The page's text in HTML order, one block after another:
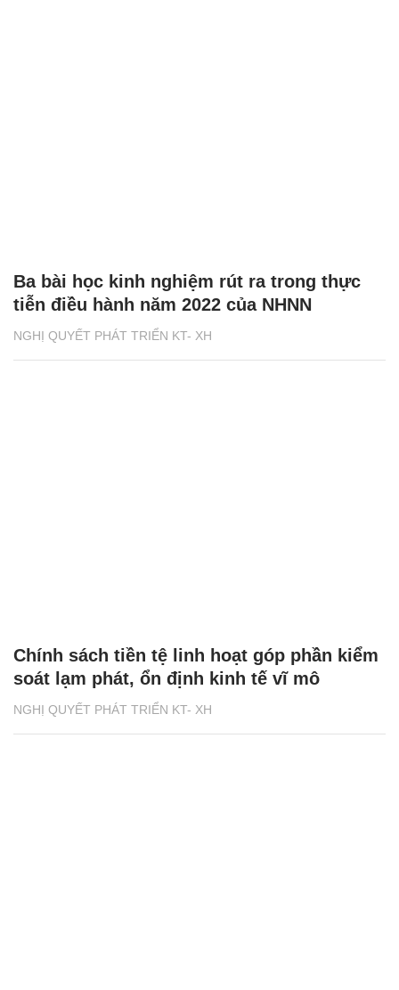
NGHỊ QUYẾT PHÁT TRIỂN KT- XH
Ba bài học kinh nghiệm rút ra trong thực
tiễn điều hành năm 2022 của NHNN
NGHỊ QUYẾT PHÁT TRIỂN KT- XH
Chính sách tiền tệ linh hoạt góp phần kiểm
soát lạm phát, ổn định kinh tế vĩ mô